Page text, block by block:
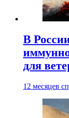
В
для
12 месяцев